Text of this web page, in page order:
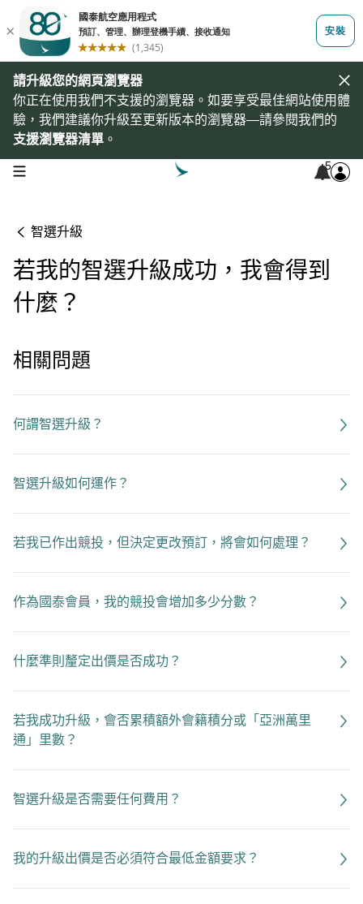
請升級您的網頁瀏覽器
你正在使用我們不支援的瀏覽器。如要享受最佳網站使用體
驗，我們建議你升級至更新版本的瀏覽器—請參閱我們的
支援瀏覽器清單 。
open navigation menu 5
智選升級
若我的智選升級成功，我會得到
什麼？
相關問題
何謂智選升級？
智選升級如何運作？
若我已作出競投，但決定更改預訂，將會如何處理？
作為國泰會員，我的競投會增加多少分數？
什麼準則釐定出價是否成功？
若我成功升級，會否累積額外會籍積分或「亞洲萬里
通」里數？
智選升級是否需要任何費用？
我的升級出價是否必須符合最低金額要求？